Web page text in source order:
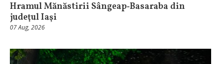
Hramul Mănăstirii Sângeap‑Basaraba din
judeţul Iaşi
07 Aug, 2026